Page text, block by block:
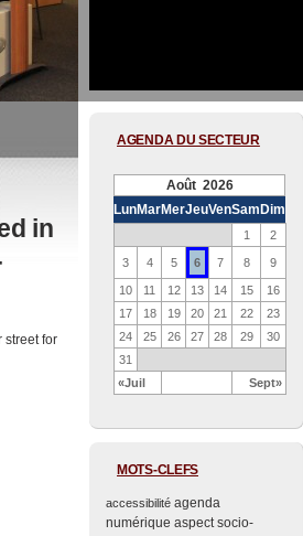
in
street for
AGENDA DU SECTEUR
Août 2026
LunMarMerJeuVenSam Dim
«Juil Sept»
1 2
3 4 5 6 7 8 9
10 11 12 13 14 15
16
17
18 19 20 21 22
23
24
25 26 27 28 29
30
31
MOTS-CLEFS
accessibilité agenda
numérique aspect socio-